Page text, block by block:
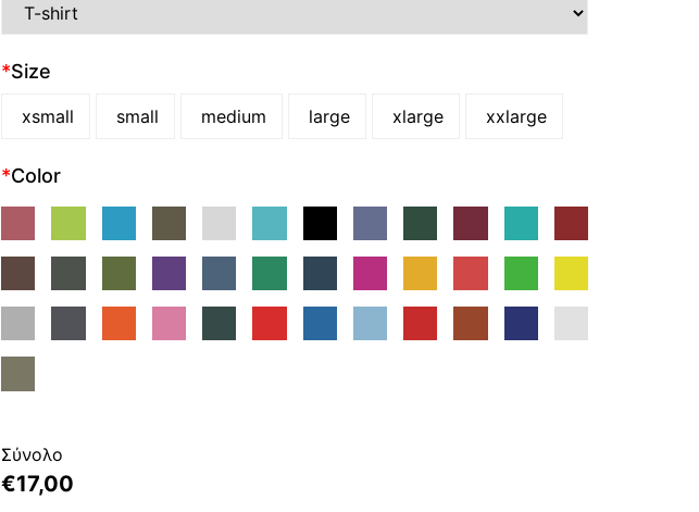
*Size
xsmall small medium large xlarge xxlarge
*Color
Σύνολο
€17,00